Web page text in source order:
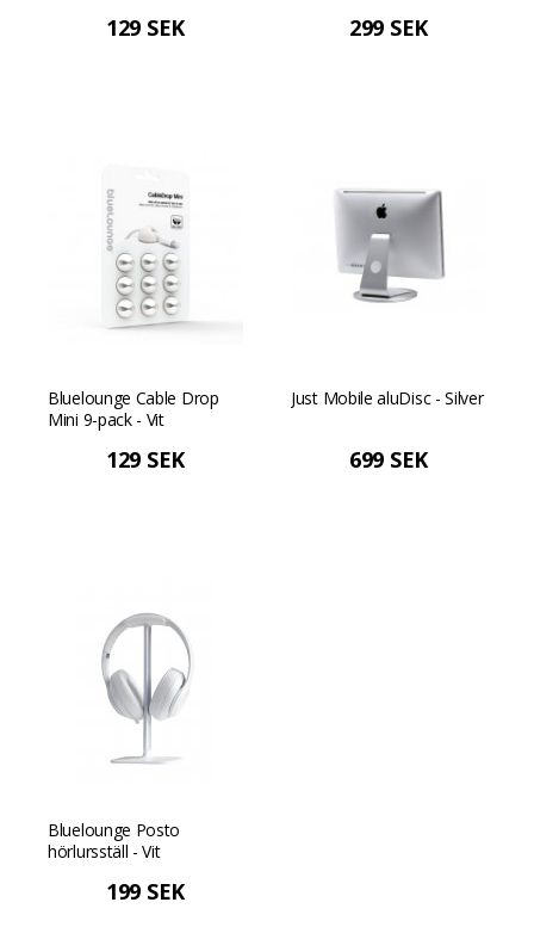
129 SEK 299 SEK
Bluelounge Cable Drop
Mini 9-pack - Vit
129 SEK
Just Mobile aluDisc - Silver
699 SEK
Bluelounge Posto
hörlursställ - Vit
199 SEK